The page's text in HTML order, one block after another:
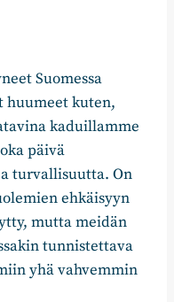
Suomessa
huumeet kuten,
kaduillamme
päivä
turvallisuutta. On
ehkäisyyn
mutta meidän
tunnistettava
yhä vahvemmin